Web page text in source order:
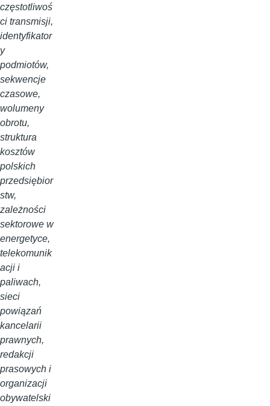
częstotliwoś
ci transmisji,
identyfikator
y
podmiotów,
sekwencje
czasowe,
wolumeny
obrotu,
struktura
kosztów
polskich
przedsiębior
stw,
zależności
sektorowe w
energetyce,
telekomunik
acji i
paliwach,
sieci
powiązań
kancelarii
prawnych,
redakcji
prasowych i
organizacji
obywatelski